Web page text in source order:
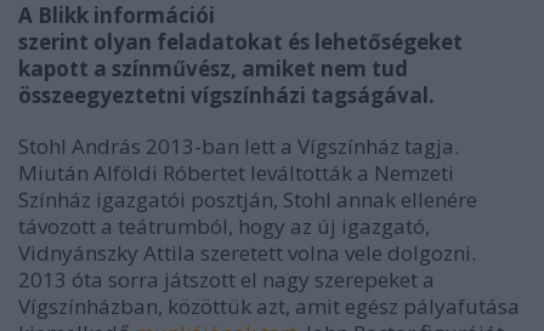
A Blikk információi
szerint olyan feladatokat és lehetőségeket
kapott a színművész, amiket nem tud
összeegyeztetni vígszínházi tagságával.
Stohl András 2013-ban lett a Vígszínház tagja.
Miután Alföldi Róbertet leváltották a Nemzeti
Színház igazgatói posztján, Stohl annak ellenére
távozott a teátrumból, hogy az új igazgató,
Vidnyánszky Attila szeretett volna vele dolgozni.
2013 óta sorra játszott el nagy szerepeket a
Vígszínházban, közöttük azt, amit egész pályafutása